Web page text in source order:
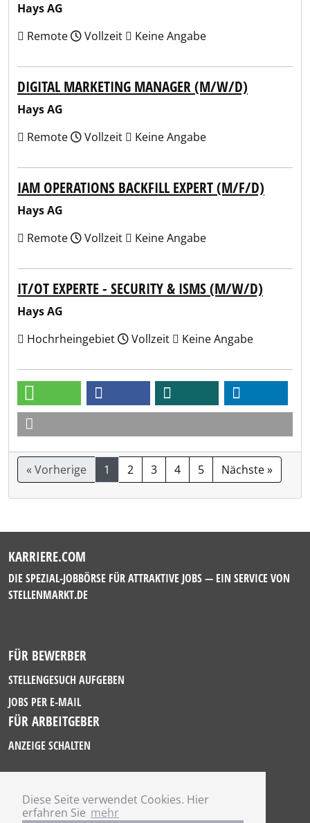
Diese Seite verwendet Cookies. Hier
erfahren Sie mehr
Hays AG
Remote
Vollzeit Keine Angabe
DIGITAL MARKETING MANAGER (M/W/D)
Hays AG
Remote
Vollzeit Keine Angabe
IAM OPERATIONS BACKFILL EXPERT (M/F/D)
Hays AG
Remote
Vollzeit Keine Angabe
IT/OT EXPERTE - SECURITY & ISMS (M/W/D)
Hays AG
Hochrheingebiet
Vollzeit Keine Angabe
« Vorherige 1 2 3 4 5 Nächste »
KARRIERE.COM
DIE SPEZIAL-JOBBÖRSE FÜR ATTRAKTIVE JOBS — EIN SERVICE VON
STELLENMARKT.DE
FÜR BEWERBER
STELLENGESUCH AUFGEBEN
JOBS PER E-MAIL
FÜR ARBEITGEBER
ANZEIGE SCHALTEN
IMPRESSUM